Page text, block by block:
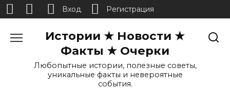
Истории ★ Новости ★
Факты ★ Очерки
Любопытные истории, полезные советы,
уникальные факты и невероятные
события.
Вход Регистрация